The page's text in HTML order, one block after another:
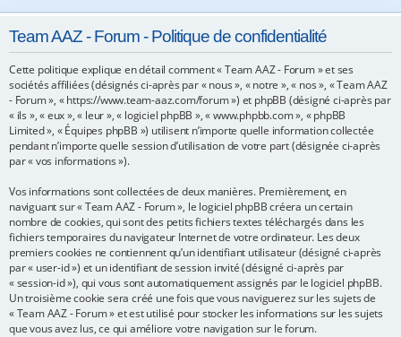
e
e
Team AAZ - Forum - Politique de confidentialité
Cette politique explique en détail comment « Team AAZ - Forum » et ses
sociétés affiliées (désignés ci-après par « nous », « notre », « nos », « Team AAZ
- Forum », « https://www.team-aaz.com/forum ») et phpBB (désigné ci-après par
« ils », « eux », « leur », « logiciel phpBB », « www.phpbb.com », « phpBB
Limited », « Équipes phpBB ») utilisent n’importe quelle information collectée
pendant n’importe quelle session d’utilisation de votre part (désignée ci-après
par « vos informations »).
Vos informations sont collectées de deux manières. Premièrement, en
naviguant sur « Team AAZ - Forum », le logiciel phpBB créera un certain
nombre de cookies, qui sont des petits fichiers textes téléchargés dans les
fichiers temporaires du navigateur Internet de votre ordinateur. Les deux
premiers cookies ne contiennent qu’un identifiant utilisateur (désigné ci-après
par « user-id ») et un identifiant de session invité (désigné ci-après par
« session-id »), qui vous sont automatiquement assignés par le logiciel phpBB.
Un troisième cookie sera créé une fois que vous naviguerez sur les sujets de
« Team AAZ - Forum » et est utilisé pour stocker les informations sur les sujets
que vous avez lus, ce qui améliore votre navigation sur le forum.